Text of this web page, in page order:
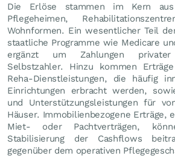
Die Erlöse stammen im Kern
Pflegeheimen,
Wohnformen. Ein wesentlicher Teil
staatliche Programme wie Medicare
ergänzt um Zahlungen
Selbstzahler. Hinzu kommen
Reha-Dienstleistungen, die häufig
Einrichtungen erbracht werden,
und Unterstützungsleistungen für
Häuser. Immobilienbezogene Erträge,
Miet- oder Pachtverträgen,
Stabilisierung der Cashflows
gegenüber dem operativen